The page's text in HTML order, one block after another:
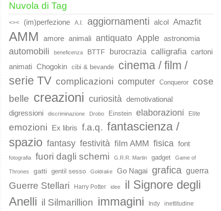
Nuvola di Tag
<>< (im)perfezione A.I. aggiornamenti alcol Amazfit
AMM amore animali antiquato Apple astronomia
automobili beneficenza BTTF burocrazia calligrafia cartoni
animati Chogokin cibi & bevande
cinema / film /
serie TV complicazioni computer Conqueror
cose
belle creazioni curiosità demotivational
digressioni
discriminazione Drobo Einstein elaborazioni Elite
emozioni Ex libris f.a.q. fantascienza /
spazio fantasy festività film AMM fisica font
fotografia fuori dagli schemi G.R.R. Martin gadget Game of
Thrones gatti gentil sesso Goldrake Go Nagai grafica guerra
Guerre Stellari Harry Potter idee
il Signore degli
Anelli il Silmarillion immagini Indy inettitudine